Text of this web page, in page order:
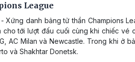
League
Xứng danh bảng tử thần Champions
cho tới lượt đấu cuối cùng khi chiếc vé
AC Milan và Newcastle. Trong khi ở
và Shakhtar Donetsk.